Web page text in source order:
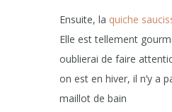
Ensuite, la quiche
Elle est tellement
oublierai de faire
on est en hiver, il n’y a
maillot de bain